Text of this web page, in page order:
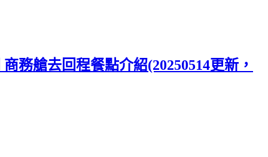
務艙去回程餐點介紹(20250514更新，